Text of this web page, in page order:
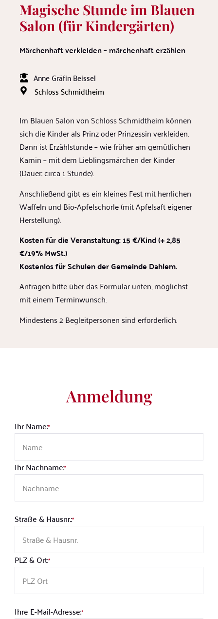
Magische Stunde im Blauen
Salon (für Kindergärten)
Märchenhaft verkleiden – märchenhaft erzählen
Anne Gräfin Beissel
Schloss Schmidtheim
Im Blauen Salon von Schloss Schmidtheim können
sich die Kinder als Prinz oder Prinzessin verkleiden.
Dann ist Erzählstunde – wie früher am gemütlichen
Kamin – mit dem Lieblingsmärchen der Kinder
(Dauer: circa 1 Stunde).
Anschließend gibt es ein kleines Fest mit herrlichen
Waffeln und Bio-Apfelschorle (mit Apfelsaft eigener
Herstellung).
Kosten für die Veranstaltung: 15 €/Kind (+ 2,85
€/19% MwSt.)
Kostenlos für Schulen der Gemeinde Dahlem.
Anfragen bitte über das Formular unten, möglichst
mit einem Terminwunsch.
Mindestens 2 Begleitpersonen sind erforderlich.
Anmeldung
Ihr Name:*
Ihr Nachname:*
Straße & Hausnr.:*
PLZ & Ort:*
Ihre E-Mail-Adresse:*